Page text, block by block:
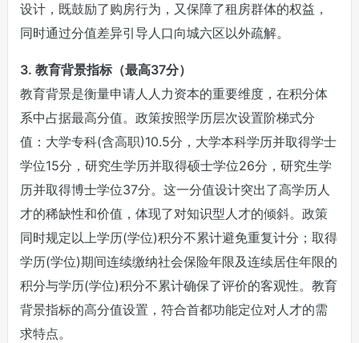
设计，既鼓励了购房行为，又保障了租房群体的权益，
同时通过分值差异引导人口向城六区以外疏解。
3. 教育背景指标（最高37分）
教育背景是衡量申请人人力资本的重要维度，在积分体
系中占据最高分值。政策按照学历层次设置阶梯式分
值：大学专科(含高职)10.5分，大学本科学历并取得学士
学位15分，研究生学历并取得硕士学位26分，研究生学
历并取得博士学位37分。这一分值设计突出了高学历人
才的稀缺性和价值，体现了对知识型人才的倾斜。政策
同时规定以上学历(学位)积分不累计避免重复计分；取得
学历(学位)期间连续缴纳社会保险年限及连续居住年限的
积分与学历(学位)积分不累计确保了评价的客观性。教育
背景指标的高分值设置，符合首都功能定位对人才的需
求特点。